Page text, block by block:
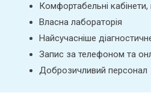
Комфортабельні кабінети,
Власна лабораторія
Найсучасніше
Запис за телефоном та
Доброзичливий персонал